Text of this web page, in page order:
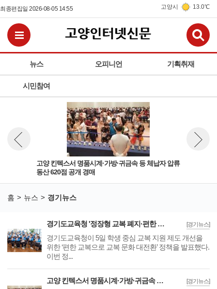
최종편집일 2026-08-05 14:55 고양시 13.0℃
뉴스 오피니언 기획취재
시민참여
전체메뉴보기
고양 킨텍스서 명품시계·가방·귀금속 등 체납자 압류
동산 620점 공개 경매
뉴스 이전보기
홈 뉴스 경기뉴스
[경기뉴스]
경기도교육청 '정장형 교복 폐지·편한 교복 전환, 교복 자율화 공론화' 추진
경기도교육청이 5일 학생 중심 교복 지원 제도 개선을
위한 ‘편한 교복으로 교복 문화 대전환’ 정책을 발표했다.
이번 정...
[경기뉴스]
고양 킨텍스서 명품시계·가방·귀금속 등 체납자 압류 동산 620점 공개 경매